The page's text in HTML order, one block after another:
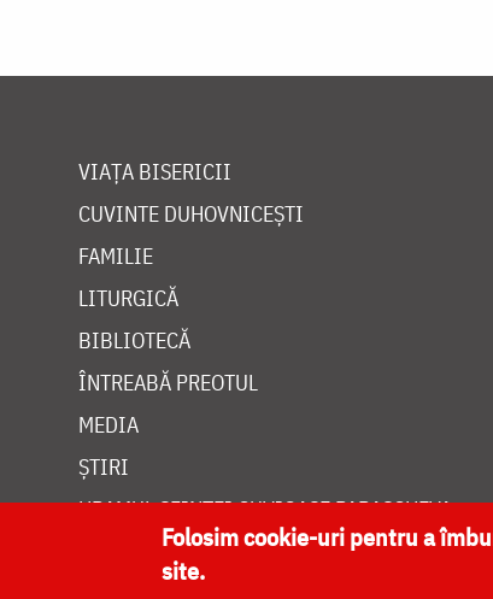
VIAȚA BISERICII
CUVINTE DUHOVNICEȘTI
FAMILIE
LITURGICĂ
BIBLIOTECĂ
ÎNTREABĂ PREOTUL
MEDIA
ȘTIRI
HRAMUL SFINTEI CUVIOASE PARASCHEVA
Folosim cookie-uri pentru a
site.